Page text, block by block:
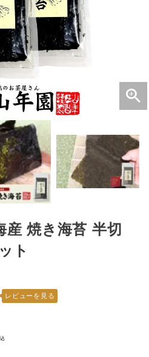
産 焼き海苔 半切
ト
レビューを見る